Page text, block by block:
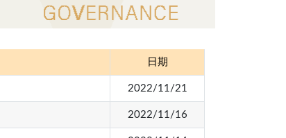
日期
2022/11/21
2022/11/16